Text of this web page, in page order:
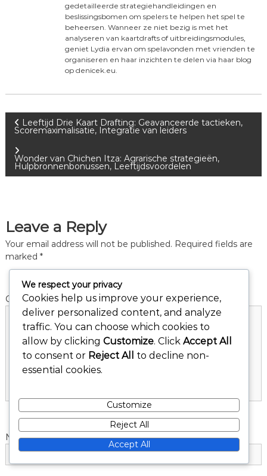
gedetailleerde strategiehandleidingen en
beslissingsbomen om spelers te helpen het spel te
beheersen. Wanneer ze niet bezig is met het
analyseren van kaartdrafts of uitbreidingsmodules,
geniet Lydia ervan om spelavonden met vrienden te
organiseren en haar inzichten te delen via haar blog
op denicek.eu.
P
o
s
n
a
i
o
Leeftijd Drie Kaart Drafting: Geavanceerde tactieken,
Scoremaximalisatie, Integratie van leiders
Wonder van Chichen Itza: Agrarische strategieën,
Hulpbronnenbonussen, Leeftijdsvoordelen
Leave a Reply
Your email address will not be published. Required fields are
marked *
Comment*
Name*
We respect your privacy
Cookies help us improve your experience,
deliver personalized content, and analyze
traffic. You can choose which cookies to
allow by clicking Customize. Click Accept All
to consent or Reject All
to decline non-
essential cookies.
Customize
Reject All
Accept All